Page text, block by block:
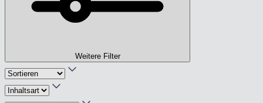
Weitere Filter